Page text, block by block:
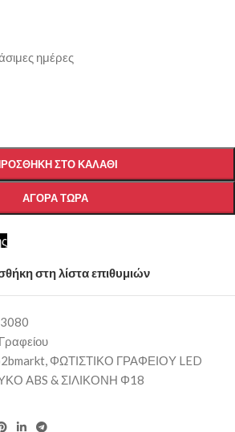
ημέρες
ΣΤΟ ΚΑΛΆΘΙ
ΑΓΟΡΆ ΤΏΡΑ
στη λίστα επιθυμιών
, ΦΩΤΙΣΤΙΚΟ ΓΡΑΦΕΙΟΥ LED
ABS & ΣΙΛΙΚΟΝΗ Φ18